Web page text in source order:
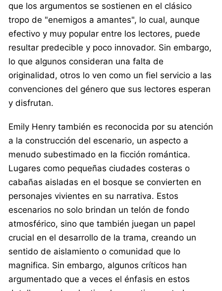
que los argumentos se sostienen en el clásico
tropo de "enemigos a amantes", lo cual, aunque
efectivo y muy popular entre los lectores, puede
resultar predecible y poco innovador. Sin embargo,
lo que algunos consideran una falta de
originalidad, otros lo ven como un fiel servicio a las
convenciones del género que sus lectores esperan
y disfrutan.
Emily Henry también es reconocida por su atención
a la construcción del escenario, un aspecto a
menudo subestimado en la ficción romántica.
Lugares como pequeñas ciudades costeras o
cabañas aisladas en el bosque se convierten en
personajes vivientes en su narrativa. Estos
escenarios no solo brindan un telón de fondo
atmosférico, sino que también juegan un papel
crucial en el desarrollo de la trama, creando un
sentido de aislamiento o comunidad que lo
magnifica. Sin embargo, algunos críticos han
argumentado que a veces el énfasis en estos